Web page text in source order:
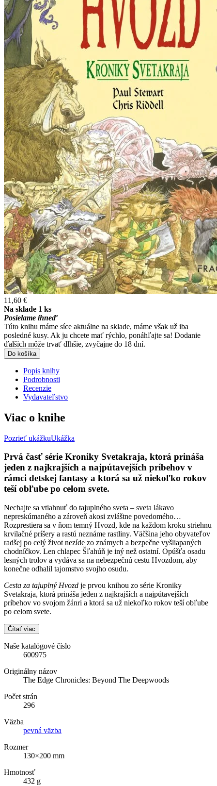
11,60 €
Na sklade 1 ks
Posielame ihneď
Túto knihu máme síce aktuálne na sklade, máme však už iba
posledné kusy. Ak ju chcete mať rýchlo, ponáhľajte sa! Dodanie
ďalších môže trvať dlhšie, zvyčajne do 18 dní.
Do košíka
Popis knihy
Podrobnosti
Recenzie
Vydavateľstvo
Viac o knihe
Pozrieť ukážkuUkážka
Prvá časť série Kroniky Svetakraja, ktorá prináša
jeden z najkrajších a najpútavejších príbehov v
rámci detskej fantasy a ktorá sa už niekoľko rokov
teší obľube po celom svete.
Nechajte sa vtiahnuť do tajuplného sveta – sveta lákavo
nepreskúmaného a zároveň akosi zvláštne povedomého…
Rozprestiera sa v ňom temný Hvozd, kde na každom kroku striehnu
krvilačné príšery a rastú neznáme rastliny. Väčšina jeho obyvateľov
radšej po celý život nezíde zo známych a bezpečne vyšliapaných
chodníčkov. Len chlapec Šľahúň je iný než ostatní. Opúšťa osadu
lesných trolov a vydáva sa na nebezpečnú cestu Hvozdom, aby
konečne odhalil tajomstvo svojho osudu.
Cesta za tajuplný Hvozd je prvou knihou zo série Kroniky
Svetakraja, ktorá prináša jeden z najkrajších a najpútavejších
príbehov vo svojom žánri a ktorá sa už niekoľko rokov teší obľube
po celom svete.
Čítať viac
Naše katalógové číslo
600975
Originálny názov
The Edge Chronicles: Beyond The Deepwoods
Počet strán
296
Väzba
pevná väzba
Rozmer
130×200 mm
Hmotnosť
432 g